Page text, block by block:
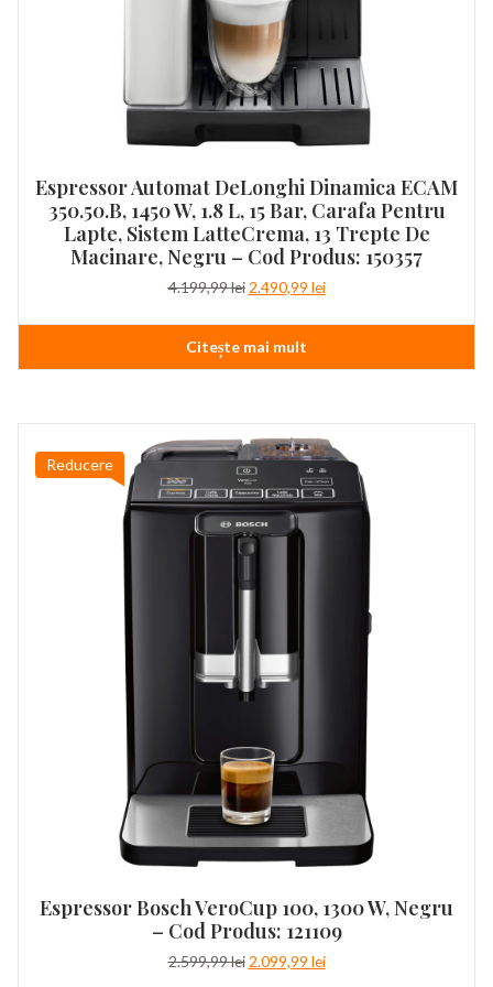
Espressor Automat DeLonghi Dinamica ECAM
350.50.B, 1450 W, 1.8 L, 15 Bar, Carafa Pentru
Lapte, Sistem LatteCrema, 13 Trepte De
Macinare, Negru – Cod Produs: 150357
4.199,99lei Prețul
a
fost:
4.199,99 lei.
2.490,99 leiPrețul
este:
Citește mai mult
Reducere
Espressor Bosch VeroCup 100, 1300 W, Negru
– Cod Produs: 121109
2.599,99lei Prețul
2.099,99 leiPrețul